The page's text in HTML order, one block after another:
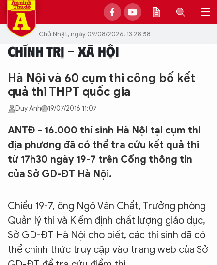
Chủ Nhật, ngày 09/08/2026, 13:28:58
CHÍNH TRỊ - XÃ HỘI
Hà Nội và 60 cụm thi công bố kết
quả thi THPT quốc gia
Duy Anh 19/07/2016 11:07
ANTĐ - 16.000 thí sinh Hà Nội tại cụm thi
địa phương đã có thể tra cứu kết quả thi
từ 17h30 ngày 19-7 trên Cổng thông tin
của Sở GD-ĐT Hà Nội.
Chiều 19-7, ông Ngô Văn Chất, Trưởng phòng
Quản lý thi và Kiểm định chất lượng giáo dục,
Sở GD-ĐT Hà Nội cho biết, các thí sinh đã có
thể chính thức truy cập vào trang web của Sở